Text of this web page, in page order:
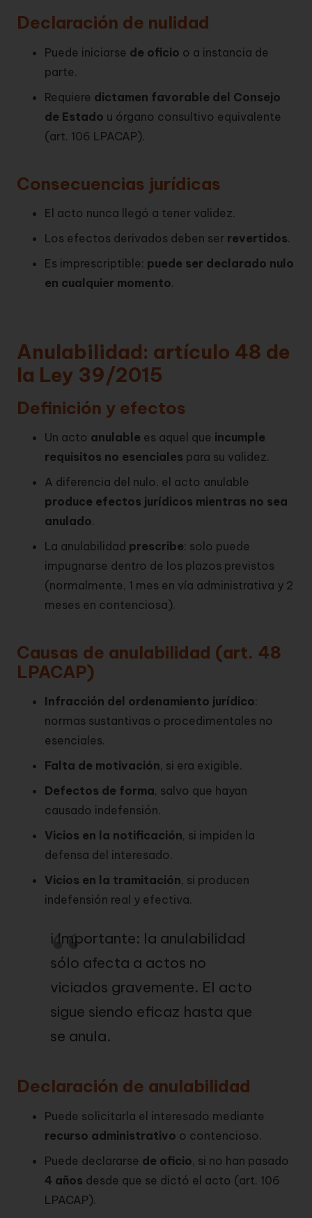
Declaración de nulidad
Puede iniciarse de oficio o a instancia de
parte.
Requiere dictamen favorable del Consejo
de Estado u órgano consultivo equivalente
(art. 106 LPACAP).
Consecuencias jurídicas
El acto nunca llegó a tener validez.
Los efectos derivados deben ser revertidos.
Es imprescriptible: puede ser declarado nulo
en cualquier momento.
Anulabilidad: artículo 48 de
la Ley 39/2015
Definición y efectos
Un acto anulable es aquel que incumple
requisitos no esenciales para su validez.
A diferencia del nulo, el acto anulable
produce efectos jurídicos mientras no sea
anulado.
La anulabilidad prescribe: solo puede
impugnarse dentro de los plazos previstos
(normalmente, 1 mes en vía administrativa y 2
meses en contenciosa).
Causas de anulabilidad (art. 48
LPACAP)
Infracción del ordenamiento jurídico:
normas sustantivas o procedimentales no
esenciales.
Falta de motivación, si era exigible.
Defectos de forma, salvo que hayan
causado indefensión.
Vicios en la notificación, si impiden la
defensa del interesado.
Vicios en la tramitación, si producen
indefensión real y efectiva.
ℹ️ Importante: la anulabilidad
sólo afecta a actos no
viciados gravemente. El acto
sigue siendo eficaz hasta que
se anula.
Declaración de anulabilidad
Puede solicitarla el interesado mediante
recurso administrativo o contencioso.
Puede declararse de oficio, si no han pasado
4 años desde que se dictó el acto (art. 106
LPACAP).